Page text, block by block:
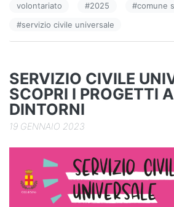
b
o
k
dI
n
vi
di
volontariato #2025 #comune
#servizio civile universale
SERVIZIO CIVILE
SCOPRI I PROGETTI
DINTORNI
19 GENNAIO 2023